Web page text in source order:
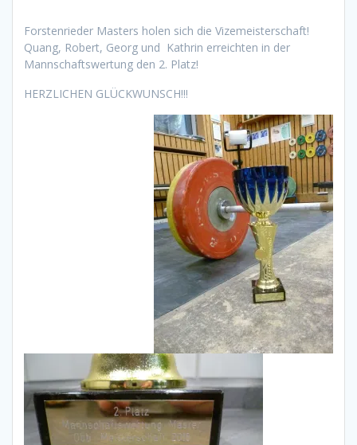
Forstenrieder Masters holen sich die Vizemeisterschaft!
Quang, Robert, Georg und Kathrin erreichten in der
Mannschaftswertung den 2. Platz!
HERZLICHEN GLÜCKWUNSCH!!!